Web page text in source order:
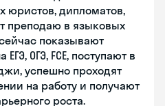
юристов, дипломатов,
преподаю в языковых
показывают
ОГЭ, FCE, поступают в
успешно проходят
на работу и получают
роста.